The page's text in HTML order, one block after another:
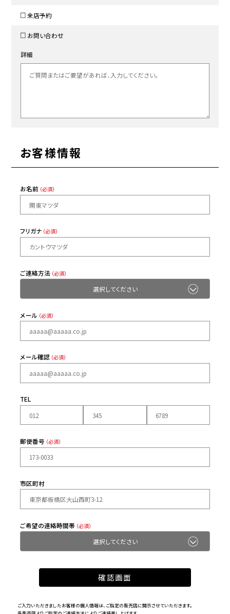
来店予約
お問い合わせ
詳細
お客様情報
お名前 （必須）
フリガナ （必須）
ご連絡方法 （必須）
メール （必須）
メール確認 （必須）
TEL
郵便番号 （必須）
市区町村
ご希望の連絡時間帯 （必須）
ご入力いただきましたお客様の個人情報は、ご指定の販売店に開示させていただきます。